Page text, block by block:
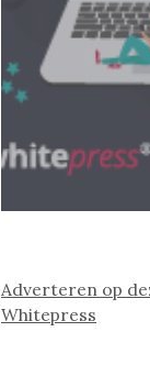
Adverteren op
Whitepress